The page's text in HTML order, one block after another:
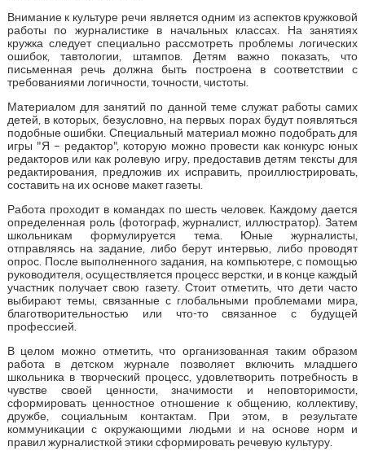
Внимание к культуре речи является одним из аспектов кружковой
работы по журналистике в начальных классах. На занятиях
кружка следует специально рассмотреть проблемы логических
ошибок, тавтологии, штампов. Детям важно показать, что
письменная речь должна быть построена в соответствии с
требованиями логичности, точности, чистоты.
Материалом для занятий по данной теме служат работы самих
детей, в которых, безусловно, на первых порах будут появляться
подобные ошибки. Специальный материал можно подобрать для
игры "Я – редактор", которую можно провести как конкурс юных
редакторов или как ролевую игру, предоставив детям тексты для
редактирования, предложив их исправить, проиллюстрировать,
составить на их основе макет газеты.
Работа проходит в командах по шесть человек. Каждому дается
определенная роль (фотограф, журналист, иллюстратор). Затем
школьникам формулируется тема. Юные журналисты,
отправляясь на задание, либо берут интервью, либо проводят
опрос. После выполненного задания, на компьютере, с помощью
руководителя, осуществляется процесс верстки, и в конце каждый
участник получает свою газету. Стоит отметить, что дети часто
выбирают темы, связанные с глобальными проблемами мира,
благотворительностью или что-то связанное с будущей
профессией.
В целом можно отметить, что организованная таким образом
работа в детском журнале позволяет включить младшего
школьника в творческий процесс, удовлетворить потребность в
чувстве своей ценности, значимости и неповторимости,
сформировать ценностное отношение к общению, коллективу,
дружбе, социальным контактам. При этом, в результате
коммуникации с окружающими людьми и на основе норм и
правил журналисткой этики сформировать речевую культуру.